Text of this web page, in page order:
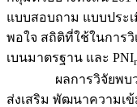
แบบสอบถาม แบบประ
พอใจ สถิติที่ใช้ในการวิ
เบนมาตรฐาน และ PNI
ผลการวิจัยพบว่า
ส่งเสริม พัฒนาความเ